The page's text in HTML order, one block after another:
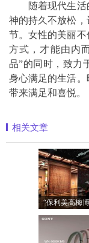
随着现代生活
神的持久不放松
节。女性的美丽
方式，才能由内
品”的同时，致力
身心满足的生活
带来满足和喜悦。
相关文章